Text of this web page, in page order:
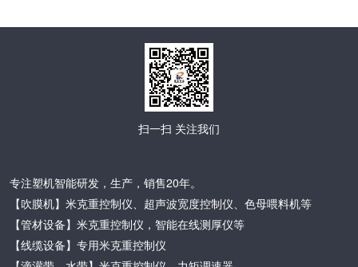
扫一扫 关注我们
专注塑机智能研发，生产，销售20年。
【吹膜机】米克重控制仪、超声波宽度控制仪、色母喂料机等
【管材设备】米克重控制仪，智能在线测厚仪等
【线缆设备】专用米克重控制仪